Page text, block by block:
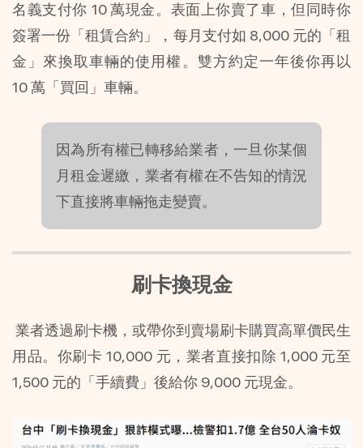
名義支付你 10 萬現金。表面上你賣了車，但同時你
簽署一份「租賃合約」，每月支付如 8,000 元的「租
金」來換取車輛的使用權。雙方約定一年後你再以
10 萬「買回」車輛。
因為所有權已轉移給業者，一旦你某個
月租金遲繳，業者有權在不告知的情況
下直接將車輛拖走變賣。
刷卡換現金
業者透過刷卡機，或帶你到賣場刷卡購買高單價民生
用品。你刷卡 10,000 元，業者直接扣除 1,000 元至
1,500 元的「手續費」後給你 9,000 元現金。